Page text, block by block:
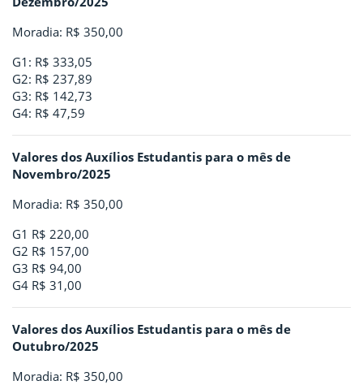
Moradia: R$ 350,00
G1: R$ 333,05
G2: R$ 237,89
G3: R$ 142,73
G4: R$ 47,59
Valores dos Auxílios Estudantis para o mês de
Novembro/2025
Moradia: R$ 350,00
G1 R$ 220,00
G2 R$ 157,00
G3 R$ 94,00
G4 R$ 31,00
Valores dos Auxílios Estudantis para o mês de
Outubro/2025
Moradia: R$ 350,00